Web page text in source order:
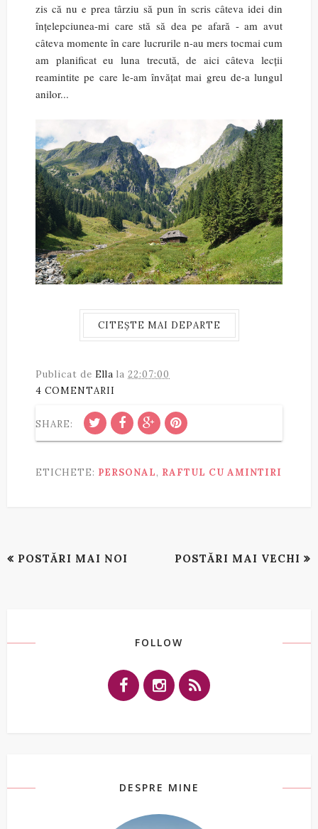
zis că nu e prea târziu să pun în scris câteva idei din
înțelepciunea-mi care stă să dea pe afară - am avut
câteva momente în care lucrurile n-au mers tocmai cum
am planificat eu luna trecută, de aici câteva lecții
reamintite pe care le-am învățat mai greu de-a lungul
anilor...
CITEȘTE MAI DEPARTE
Publicat de Ella la 22:07:00
4 COMENTARII
SHARE:
ETICHETE: PERSONAL, RAFTUL CU AMINTIRI
POSTĂRI MAI NOI POSTĂRI MAI VECHI
FOLLOW
DESPRE MINE